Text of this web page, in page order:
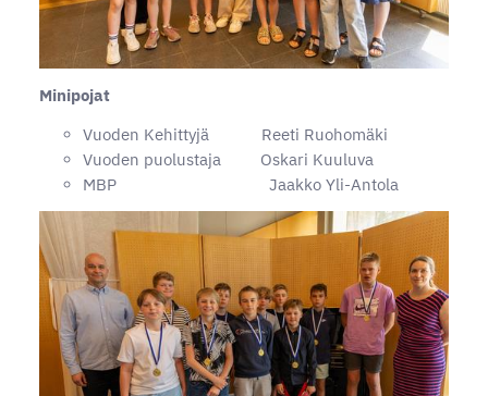
Minipojat
Vuoden Kehittyjä Reeti Ruohomäki
Vuoden puolustaja Oskari Kuuluva
MBP Jaakko Yli-Antola